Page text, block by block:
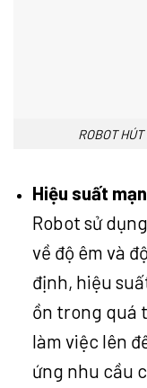
ROBOT
Hiệu suất
Robot sử
về độ êm và
định, hiệu
ồn trong quá
làm việc lên
ứng nhu cầu